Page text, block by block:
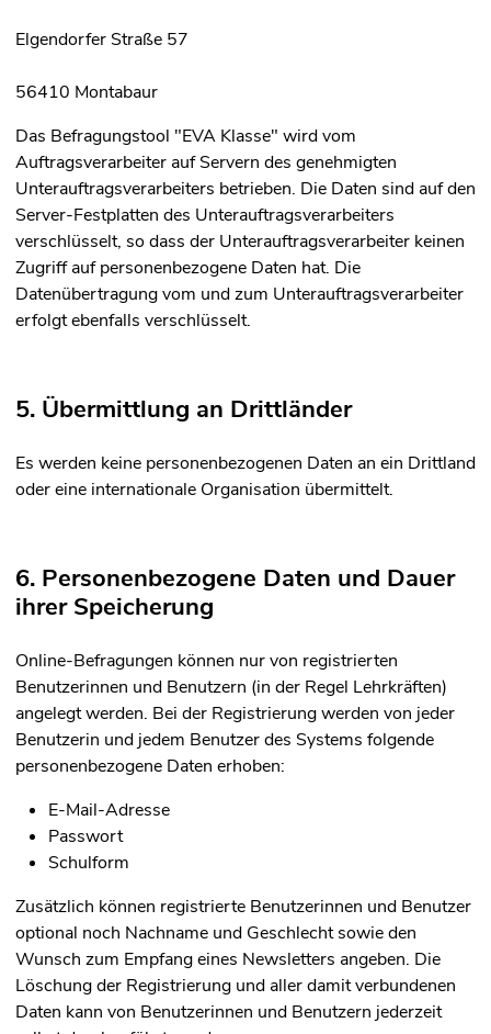
Elgendorfer Straße 57
56410 Montabaur
Das Befragungstool "EVA Klasse" wird vom
Auftragsverarbeiter auf Servern des genehmigten
Unterauftragsverarbeiters betrieben. Die Daten sind auf den
Server-Festplatten des Unterauftragsverarbeiters
verschlüsselt, so dass der Unterauftragsverarbeiter keinen
Zugriff auf personenbezogene Daten hat. Die
Datenübertragung vom und zum Unterauftragsverarbeiter
erfolgt ebenfalls verschlüsselt.
5. Übermittlung an Drittländer
Es werden keine personenbezogenen Daten an ein Drittland
oder eine internationale Organisation übermittelt.
6. Personenbezogene Daten und Dauer
ihrer Speicherung
Online-Befragungen können nur von registrierten
Benutzerinnen und Benutzern (in der Regel Lehrkräften)
angelegt werden. Bei der Registrierung werden von jeder
Benutzerin und jedem Benutzer des Systems folgende
personenbezogene Daten erhoben:
E-Mail-Adresse
Passwort
Schulform
Zusätzlich können registrierte Benutzerinnen und Benutzer
optional noch Nachname und Geschlecht sowie den
Wunsch zum Empfang eines Newsletters angeben. Die
Löschung der Registrierung und aller damit verbundenen
Daten kann von Benutzerinnen und Benutzern jederzeit